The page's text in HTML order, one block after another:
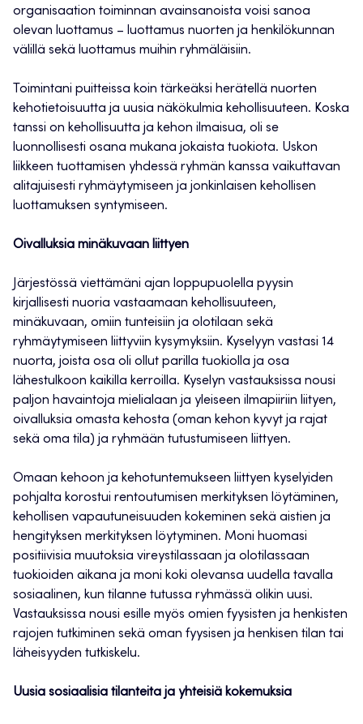
organisaation toiminnan avainsanoista voisi sanoa
olevan luottamus – luottamus nuorten ja henkilökunnan
välillä sekä luottamus muihin ryhmäläisiin.
Toimintani puitteissa koin tärkeäksi herätellä nuorten
kehotietoisuutta ja uusia näkökulmia kehollisuuteen. Koska
tanssi on kehollisuutta ja kehon ilmaisua, oli se
luonnollisesti osana mukana jokaista tuokiota. Uskon
liikkeen tuottamisen yhdessä ryhmän kanssa vaikuttavan
alitajuisesti ryhmäytymiseen ja jonkinlaisen kehollisen
luottamuksen syntymiseen.
Oivalluksia minäkuvaan liittyen
Järjestössä viettämäni ajan loppupuolella pyysin
kirjallisesti nuoria vastaamaan kehollisuuteen,
minäkuvaan, omiin tunteisiin ja olotilaan sekä
ryhmäytymiseen liittyviin kysymyksiin. Kyselyyn vastasi 14
nuorta, joista osa oli ollut parilla tuokiolla ja osa
lähestulkoon kaikilla kerroilla. Kyselyn vastauksissa nousi
paljon havaintoja mielialaan ja yleiseen ilmapiiriin liityen,
oivalluksia omasta kehosta (oman kehon kyvyt ja rajat
sekä oma tila) ja ryhmään tutustumiseen liittyen.
Omaan kehoon ja kehotuntemukseen liittyen kyselyiden
pohjalta korostui rentoutumisen merkityksen löytäminen,
kehollisen vapautuneisuuden kokeminen sekä aistien ja
hengityksen merkityksen löytyminen. Moni huomasi
positiivisia muutoksia vireystilassaan ja olotilassaan
tuokioiden aikana ja moni koki olevansa uudella tavalla
sosiaalinen, kun tilanne tutussa ryhmässä olikin uusi.
Vastauksissa nousi esille myös omien fyysisten ja henkisten
rajojen tutkiminen sekä oman fyysisen ja henkisen tilan tai
läheisyyden tutkiskelu.
Uusia sosiaalisia tilanteita ja yhteisiä kokemuksia